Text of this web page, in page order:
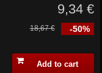
9,34 €
-50%
18,67 €
Add to cart